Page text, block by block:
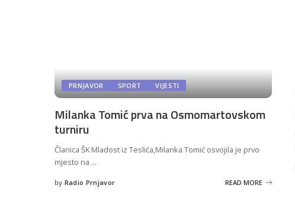
PRNJAVOR SPORT VIJESTI
Milanka Tomić prva na Osmomartovskom
turniru
Članica ŠK Mladost iz Teslića,Milanka Tomić osvojila je prvo
mjesto na ...
Posted
by Radio Prnjavor READ MORE